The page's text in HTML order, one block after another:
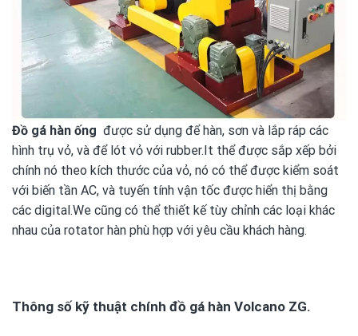
Đồ gá hàn ống được sử dụng để hàn, sơn và lắp ráp các
hình trụ vỏ, và để lót vỏ với rubber.It thể được sắp xếp bởi
chính nó theo kích thước của vỏ, nó có thể được kiểm soát
với biến tần AC, và tuyến tính vận tốc được hiển thị bằng
các digital.We cũng có thể thiết kế tùy chỉnh các loại khác
nhau của rotator hàn phù hợp với yêu cầu khách hàng.
Thông số kỹ thuật chính đồ gá hàn Volcano ZG.